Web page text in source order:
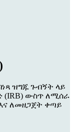
ዝግጁ ጉብኝት ላይ
(IRB) ውስጥ ለሚሰራ
ለመዘጋጀት ቀጣይ